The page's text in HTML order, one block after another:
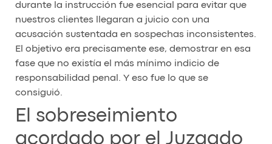
durante la instrucción fue esencial para evitar que
nuestros clientes llegaran a juicio con una
acusación sustentada en sospechas inconsistentes.
El objetivo era precisamente ese, demostrar en esa
fase que no existía el más mínimo indicio de
responsabilidad penal. Y eso fue lo que se
consiguió.
El sobreseimiento
acordado por el Juzgado